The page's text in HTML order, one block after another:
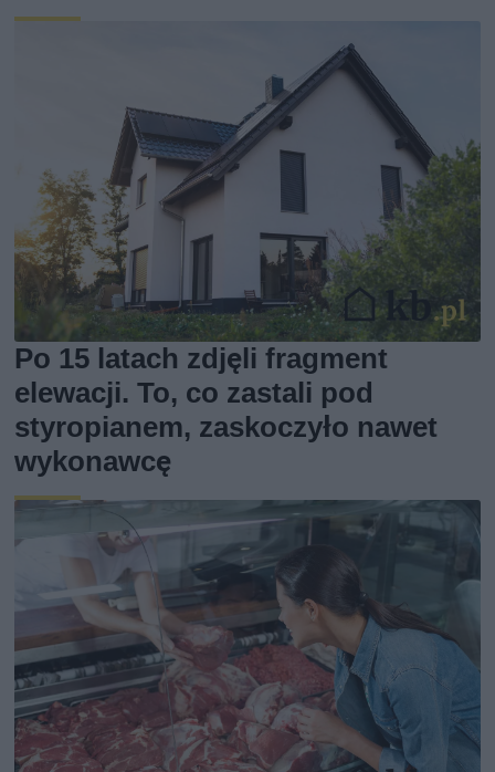
Po 15 latach zdjęli fragment
elewacji. To, co zastali pod
styropianem, zaskoczyło nawet
wykonawcę